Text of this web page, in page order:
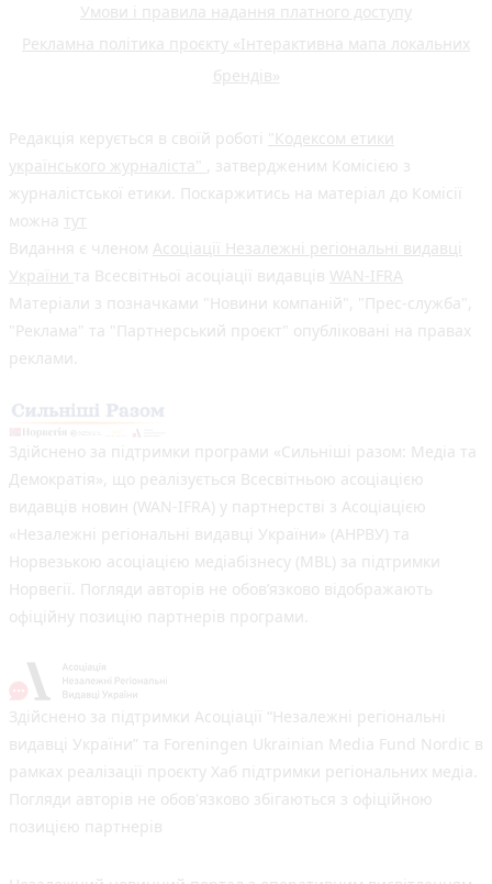
Умови і правила надання платного доступу
Рекламна політика проєкту «Інтерактивна мапа локальних
брендів»
Редакція керується в своїй роботі "Кодексом етики
українського журналіста" , затвердженим Комісією з
журналістської етики. Поскаржитись на матеріал до Комісії
можна тут
Видання є членом Асоціації Незалежні регіональні видавці
України та Всесвітньої асоціації видавців WAN-IFRA
Матеріали з позначками "Новини компаній", "Прес-служба",
"Реклама" та "Партнерський проєкт" опубліковані на правах
реклами.
Здійснено за підтримки програми «Сильніші разом: Медіа та
Демократія», що реалізується Всесвітньою асоціацією
видавців новин (WAN-IFRA) у партнерстві з Асоціацією
«Незалежні регіональні видавці України» (АНРВУ) та
Норвезькою асоціацією медіабізнесу (MBL) за підтримки
Норвегії. Погляди авторів не обов’язково відображають
офіційну позицію партнерів програми.
Здійснено за підтримки Асоціації “Незалежні регіональні
видавці України” та Foreningen Ukrainian Media Fund Nordic в
рамках реалізації проєкту Хаб підтримки регіональних медіа.
Погляди авторів не обов'язково збігаються з офіційною
позицією партнерів